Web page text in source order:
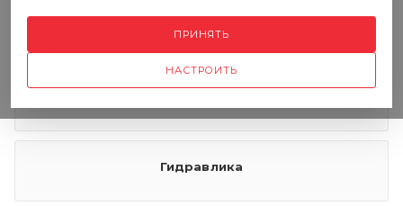
Гидравлика
НАСТРОИТЬ
ПРИНЯТЬ